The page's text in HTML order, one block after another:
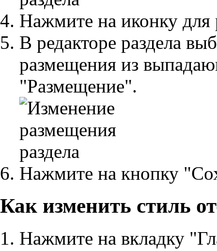
Нажмите на иконку для
В редакторе раздела
размещения из
"Размещение".
Нажмите на кнопку
Как изменить стиль
Нажмите на вкладку